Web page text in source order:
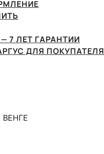
7 ЛЕТ ГАРАНТИИ
ДЛЯ ПОКУПАТЕЛЯ
ВЕНГЕ